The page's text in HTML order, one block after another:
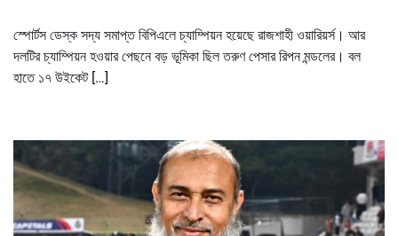
স্পোর্টস ডেস্ক সদ্য সমাপ্ত বিপিএলে চ্যাম্পিয়ন হয়েছে রাজশাহী ওয়ারিয়র্স। আর
দলটির চ্যাম্পিয়ন হওয়ার পেছনে বড় ভূমিকা ছিল তরুণ পেসার রিপন মন্ডলের। বল
হাতে ১৭ উইকেট […]